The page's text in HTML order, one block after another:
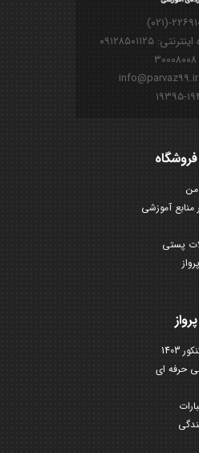
۰۹۱۲۸۵۰۱۱۲۵
آموزشی
پستی
حرفه ای